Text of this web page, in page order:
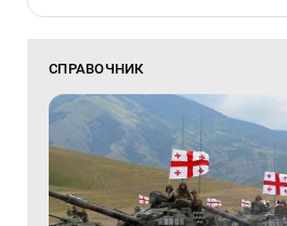
СПРАВОЧНИК